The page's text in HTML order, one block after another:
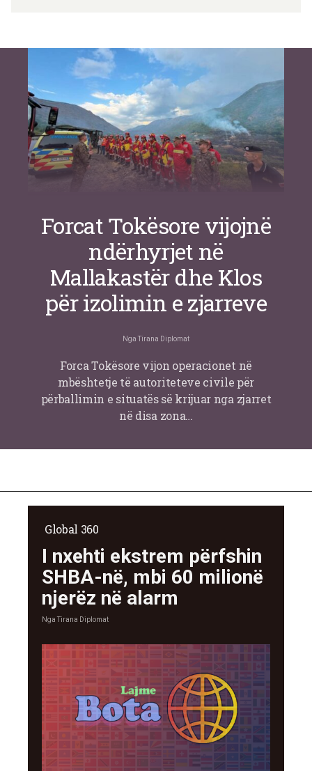
inteligjente izraelite
Or Shalom
Forcat Tokësore vijojnë
ndërhyrjet në
Mallakastër dhe Klos
për izolimin e zjarreve
Nga Tirana Diplomat
Forca Tokësore vijon operacionet në
mbështetje të autoriteteve civile për
përballimin e situatës së krijuar nga zjarret
në disa zona…
Global 360
I nxehti ekstrem përfshin
SHBA-në, mbi 60 milionë
njerëz në alarm
NgaTirana Diplomat